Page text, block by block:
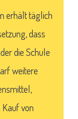
erhält täglich
dass
die Schule
weitere
von